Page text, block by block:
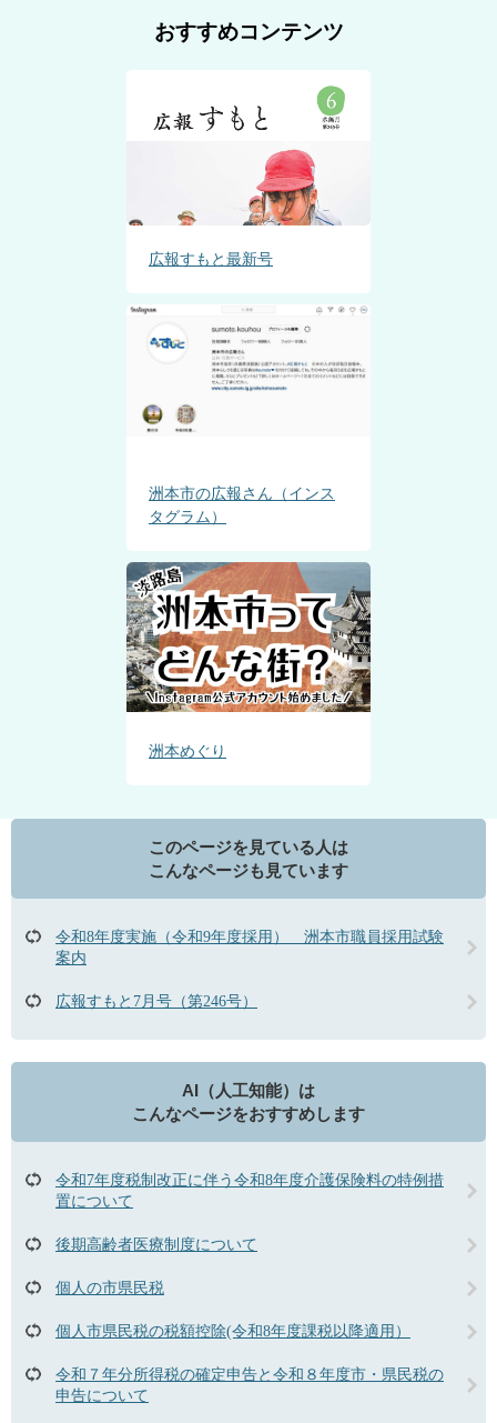
おすすめコンテンツ
広報すもと最新号
洲本市の広報さん（インス
タグラム）
洲本めぐり
このページを見ている人は
こんなページも見ています
令和8年度実施（令和9年度採用） 洲本市職員採用試験
案内
広報すもと7月号（第246号）
AI（人工知能）は
こんなページをおすすめします
令和7年度税制改正に伴う令和8年度介護保険料の特例措
置について
後期高齢者医療制度について
個人の市県民税
個人市県民税の税額控除(令和8年度課税以降適用）
令和７年分所得税の確定申告と令和８年度市・県民税の
申告について